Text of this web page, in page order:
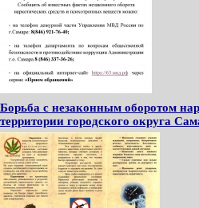
Борьба с незаконным оборотом
территории городского округа